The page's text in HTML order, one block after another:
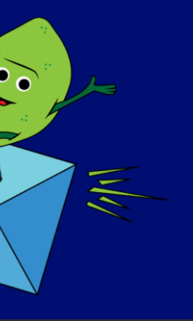
leczeniu,
badaniach
działającej na rzecz
a także
i rodzinom
chorobą
"wyleczyć"
pierwszą
zrobić?
chcę zapewnić to
na